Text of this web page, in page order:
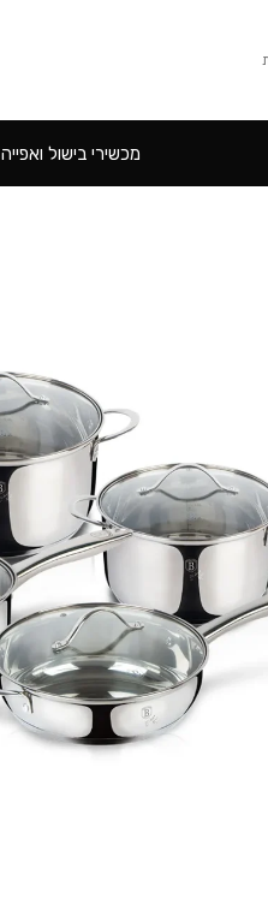
מכשירי בישול ואפייה